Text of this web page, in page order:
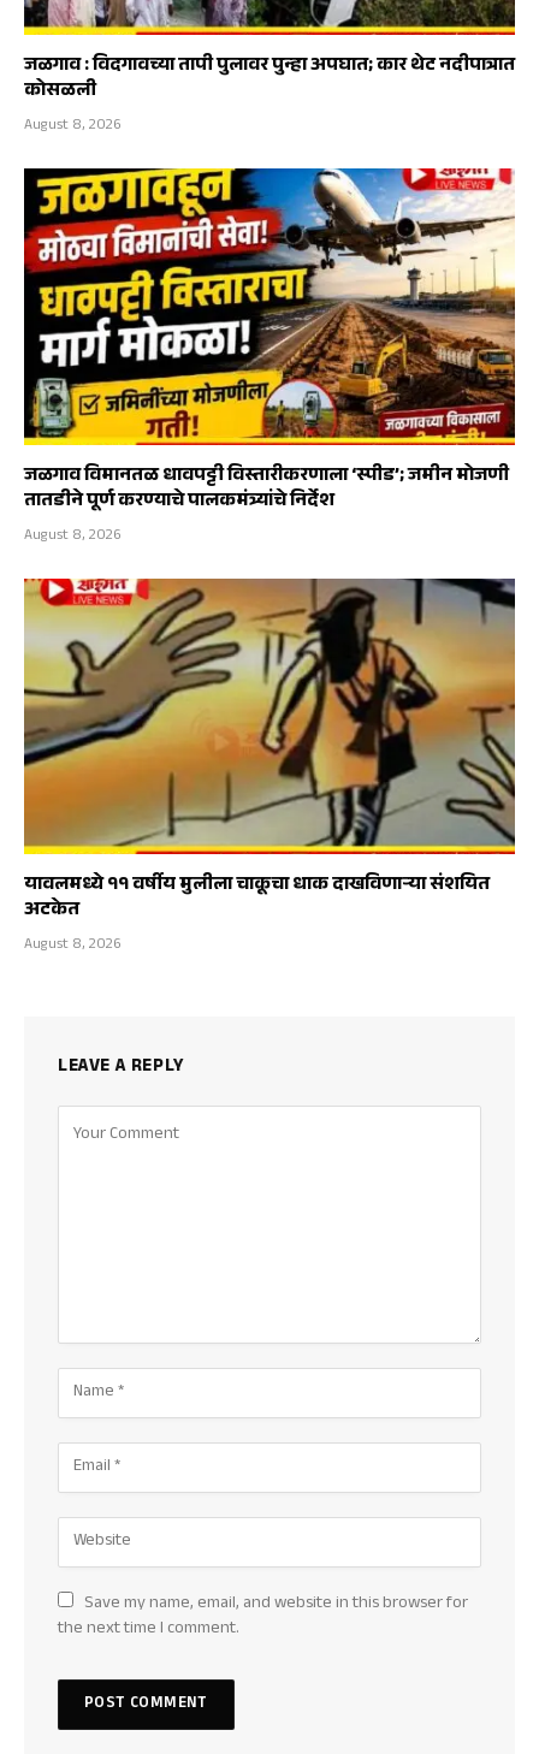
जळगाव : विदगावच्या तापी पुलावर पुन्हा अपघात; कार थेट नदीपात्रात
कोसळली
August 8, 2026
जळगाव विमानतळ धावपट्टी विस्तारीकरणाला ‘स्पीड’; जमीन मोजणी
तातडीने पूर्ण करण्याचे पालकमंत्र्यांचे निर्देश
August 8, 2026
यावलमध्ये ११ वर्षीय मुलीला चाकूचा धाक दाखविणाऱ्या संशयित
अटकेत
August 8, 2026
LEAVE A REPLY
Save my name, email, and website in this browser for
the next time I comment.